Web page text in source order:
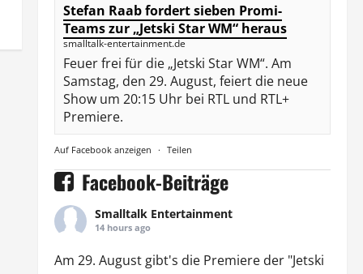
Stefan Raab fordert sieben Promi-
Teams zur „Jetski Star WM“ heraus
smalltalk-entertainment.de
Feuer frei für die „Jetski Star WM“. Am
Samstag, den 29. August, feiert die neue
Show um 20:15 Uhr bei RTL und RTL+
Premiere.
Auf Facebook anzeigen · Teilen
Facebook-Beiträge
Smalltalk Entertainment
14 hours ago
Am 29. August gibt's die Premiere der "Jetski